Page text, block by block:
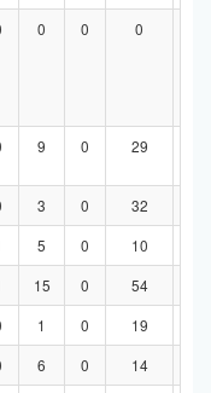
0 0 0
9 0 29
3 0 32
5 0 10
15 0 54
1 0 19
6 0 14